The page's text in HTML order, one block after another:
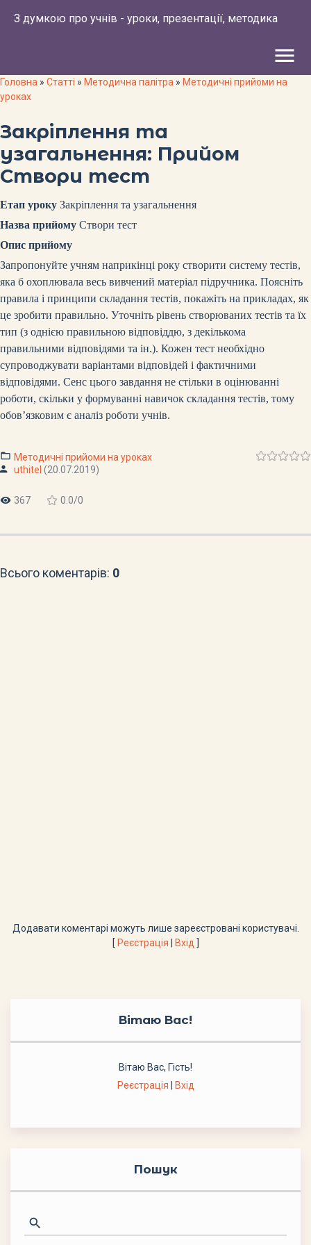
З думкою про учнів - уроки, презентації, методика
menu
Головна » Статті » Методична палітра » Методичні прийоми на
уроках
Закріплення та
узагальнення: Прийом
Створи тест
Етап уроку Закріплення та узагальнення
Назва прийому Створи тест
Опис прийому
Запропонуйте учням наприкінці року створити систему тестів,
яка б охоплювала весь вивчений матеріал підручника. Поясніть
правила і принципи складання тестів, покажіть на прикладах, як
це зробити правильно. Уточніть рівень створюваних тестів та їх
тип (з однією правильною відповіддю, з декількома
правильними відповідями та ін.). Кожен тест необхідно
супроводжувати варіантами відповідей і фактичними
відповідями. Сенс цього завдання не стільки в оцінюванні
роботи, скільки у формуванні навичок складання тестів, тому
обов’язковим є аналіз роботи учнів.
Методичні прийоми на уроках
uthitel (20.07.2019)
367 0.0/0
Всього коментарів: 0
Додавати коментарі можуть лише зареєстровані користувачі.
[ Реєстрація Вхід
Вітаю Вас!
Вітаю Вас, Гість!
Реєстрація
Вхід
Пошук